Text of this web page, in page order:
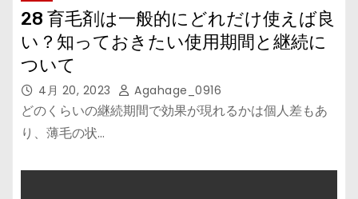
28 育毛剤は一般的にどれだけ使えば良
い？知っておきたい使用期間と継続に
ついて
4月 20, 2023 Agahage_0916
どのくらいの継続期間で効果が現れるかは個人差もあ
り、薄毛の状…